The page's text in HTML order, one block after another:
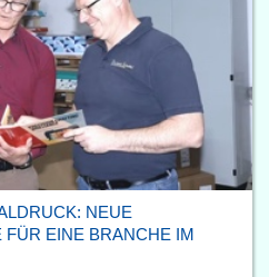
NEUE
EINE BRANCHE IM